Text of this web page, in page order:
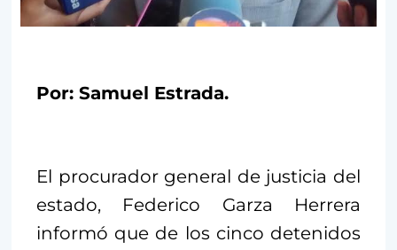
Por: Samuel Estrada.
El procurador general de justicia del
estado, Federico Garza Herrera
informó que de los cinco detenidos